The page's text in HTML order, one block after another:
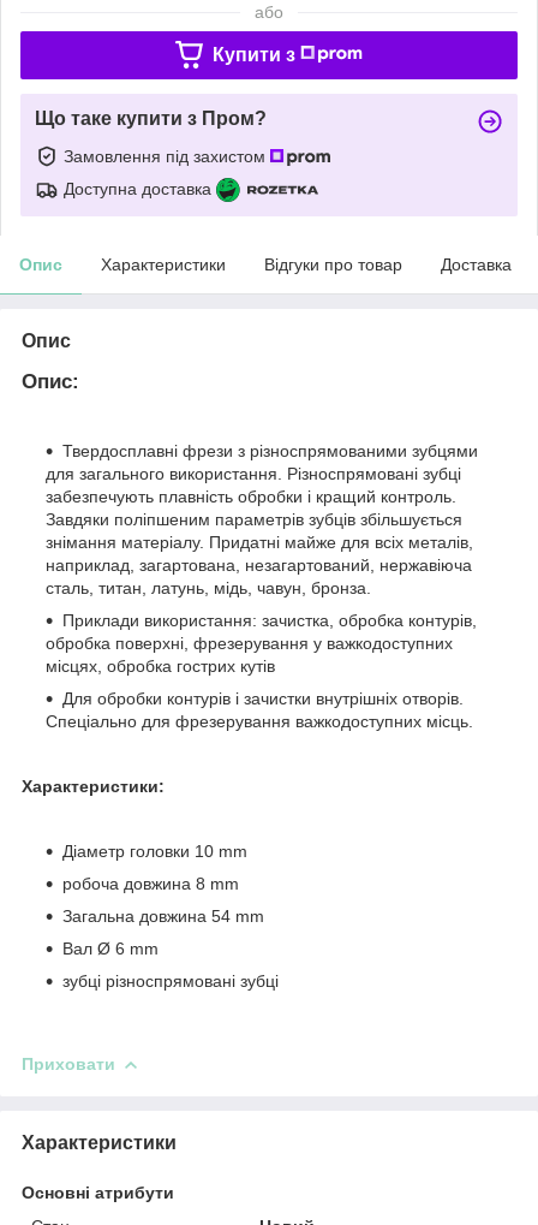
або
Купити з
Що таке купити з Пром?
Замовлення під захистом
Доступна доставка
Опис Характеристики Відгуки про товар Доставка
Опис
Опис:
Твердосплавні фрези з різноспрямованими зубцями
для загального використання. Різноспрямовані зубці
забезпечують плавність обробки і кращий контроль.
Завдяки поліпшеним параметрів зубців збільшується
знімання матеріалу. Придатні майже для всіх металів,
наприклад, загартована, незагартований, нержавіюча
сталь, титан, латунь, мідь, чавун, бронза.
Приклади використання: зачистка, обробка контурів,
обробка поверхні, фрезерування у важкодоступних
місцях, обробка гострих кутів
Для обробки контурів і зачистки внутрішніх отворів.
Спеціально для фрезерування важкодоступних місць.
Характеристики:
Діаметр головки 10 mm
робоча довжина 8 mm
Загальна довжина 54 mm
Вал Ø 6 mm
зубці різноспрямовані зубці
Приховати
Характеристики
Основні атрибути